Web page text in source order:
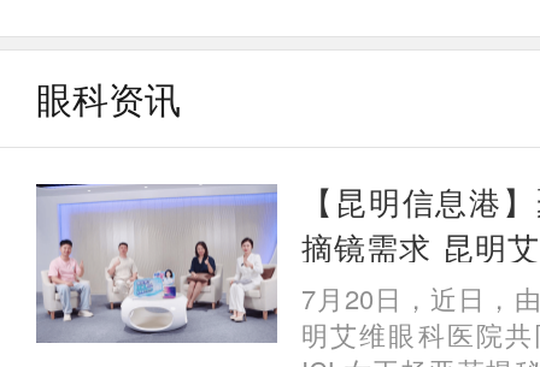
镜
眼科资讯
【昆明信息港
摘镜需求 昆明
与脱口秀演员揭
真实体验
7月20日，近日，
明艾维眼科医院